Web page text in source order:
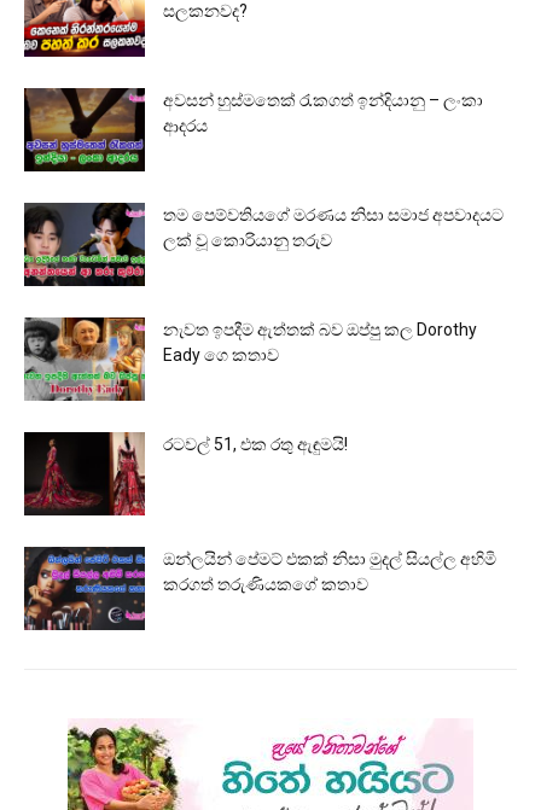
සලකනවද?
අවසන් හුස්මතෙක් රැකගත් ඉන්දියානු – ලංකා
ආදරය
තම පෙම්වතියගේ මරණය නිසා සමාජ අපවාදයට
ලක් වූ කොරියානු තරුව
නැවත ඉපදීම ඇත්තක් බව ඔප්පු කල Dorothy
Eady ගෙ කතාව
රටවල් 51, එක රතු ඇඳුමයි!
ඔන්ලයින් පේමට් එකක් නිසා මුදල් සියල්ල අහිමි
කරගත් තරුණියකගේ කතාව